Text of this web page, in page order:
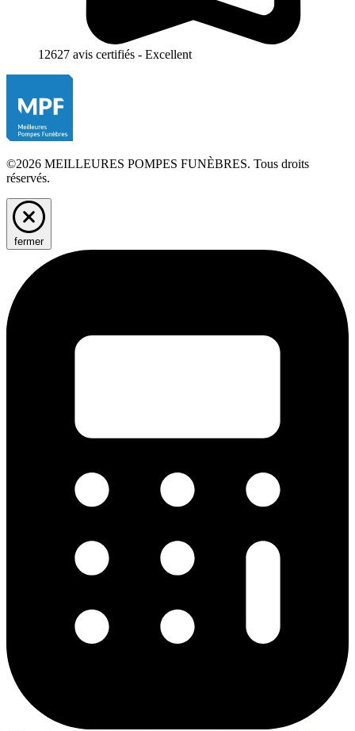
12627 avis certifiés - Excellent
©2026 MEILLEURES POMPES FUNÈBRES. Tous droits
réservés.
fermer